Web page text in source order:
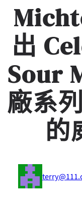
出
Sour
廠系
的